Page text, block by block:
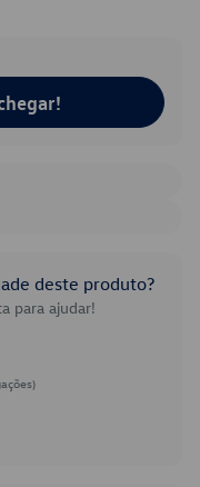
deste produto?
para ajudar!